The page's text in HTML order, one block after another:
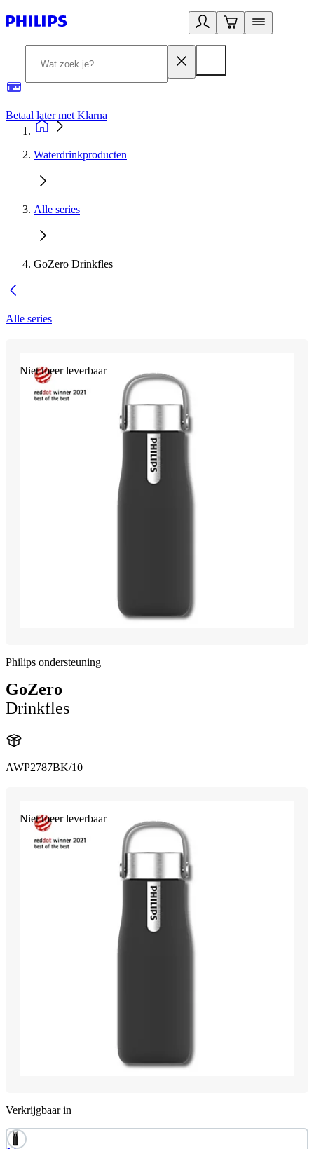
Betaal later met Klarna
Waterdrinkproducten
Alle series
GoZero Drinkfles
Alle series
Niet meer leverbaar
Philips ondersteuning
GoZero
Drinkfles
AWP2787BK/10
Niet meer leverbaar
Verkrijgbaar in